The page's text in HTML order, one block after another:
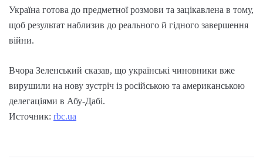
Україна готова до предметної розмови та зацікавлена в тому,
щоб результат наблизив до реального й гідного завершення
війни.
Вчора Зеленський сказав, що українські чиновники вже
вирушили на нову зустріч із російською та американською
делегаціями в Абу-Дабі.
Источник: rbc.ua